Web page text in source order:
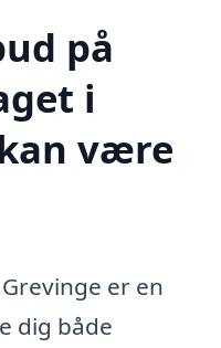
på
i
være
er en
dig både